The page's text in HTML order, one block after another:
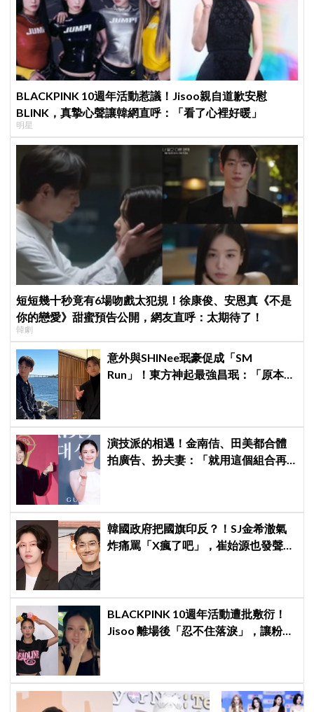
BLACKPINK 10週年活動惹議！Jisoo親自道歉安慰
BLINK，真摯心聲讓韓網直呼：「看了心裡好暖」
明星
短短幾十秒竟有6場吻戲太犯規！徐康俊、安恩真《不是
你的戀愛》甜蜜預告公開，網友直呼：太期待了！
韓劇
意外與SHINee珉豪促成「SM
Run」！東方神起最強昌珉：「原本想
演技派的相遇！金南佶、田美都合體
拍廣告、扮夫妻：「就用這個組合再
韓國政府把國旗印反？！SJ金希澈氣
炸痛罵「X瘋了吧」，崔始源也發聲挺
BLACKPINK 10週年活動遭批敷衍！
Jisoo 離場後「忍不住落淚」，讓粉絲